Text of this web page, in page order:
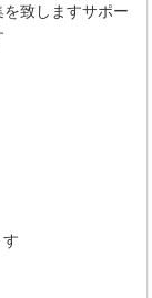
致しますサポー